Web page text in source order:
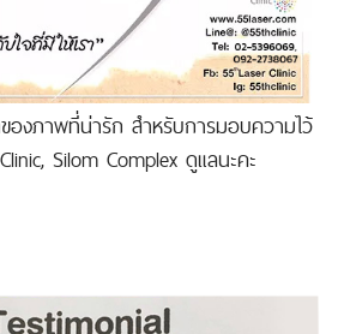
องภาพที่น่ารัก สำหรับการมอบความไว้
Silom Complex ดูแลนะคะ